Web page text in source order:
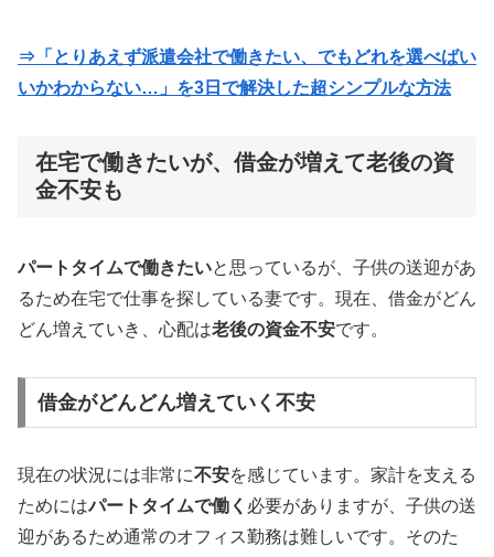
⇒「とりあえず派遣会社で働きたい、でもどれを選べばい
いかわからない…」を3日で解決した超シンプルな方法
在宅で働きたいが、借金が増えて老後の資
金不安も
パートタイムで働きたいと思っているが、子供の送迎があ
るため在宅で仕事を探している妻です。現在、借金がどん
どん増えていき、心配は老後の資金不安です。
借金がどんどん増えていく不安
現在の状況には非常に不安を感じています。家計を支える
ためにはパートタイムで働く 必要がありますが、子供の送
迎があるため通常のオフィス勤務は難しいです。そのた